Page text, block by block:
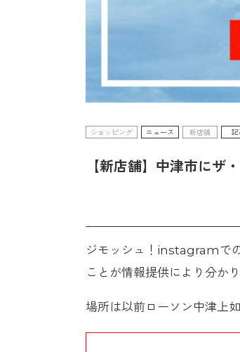
ショッピング ニュース 新店舗 記
【新店舗】中津市にザ
ジモッシュ！instagramで
ことが情報提供により分かり
場所は以前ローソン中津上